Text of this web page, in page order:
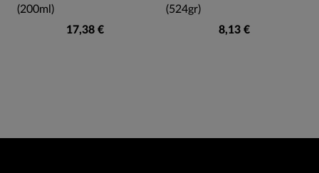
(200ml)
17,38 €
(524gr)
8,13 €